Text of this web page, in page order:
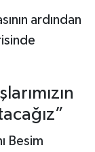
ardından
Besim